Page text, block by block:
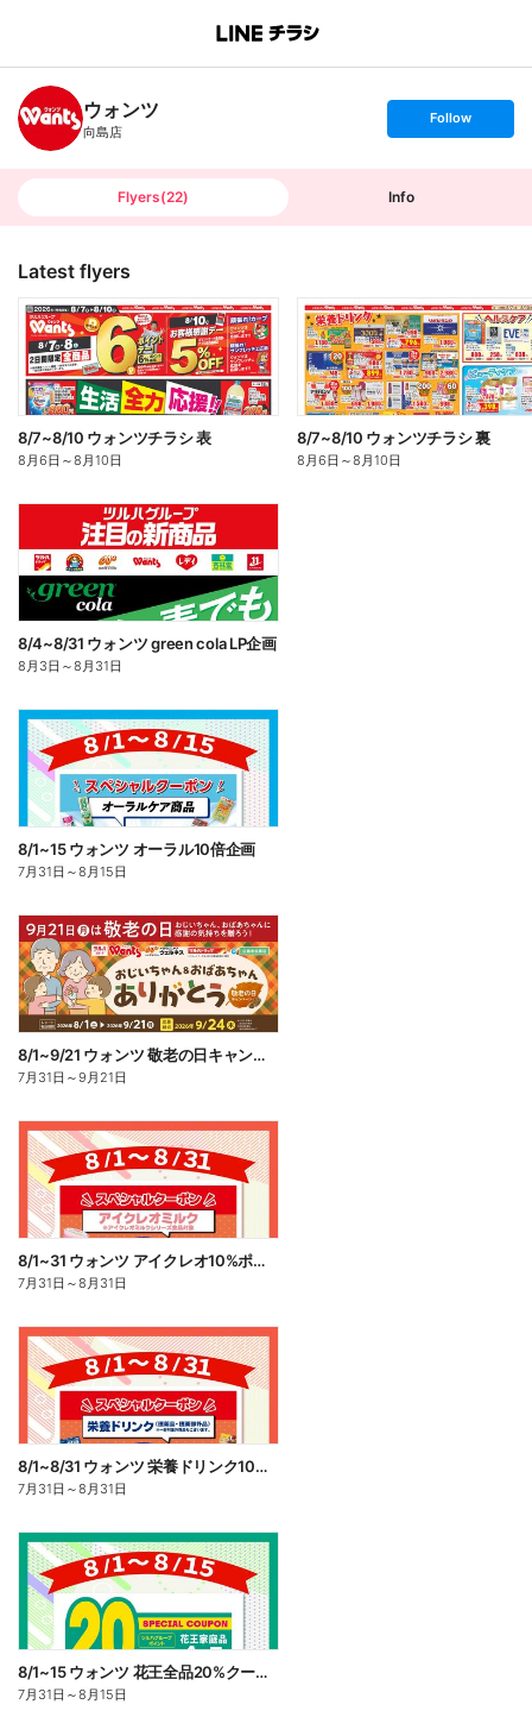
B
n
c
h
T
ウォンツ
向島店
s
t
o
Follow
Flyers(22) Info
Latest flyers
8/7~8/10 ウォンツチラシ 表
8月6日 ～8月10日
8/7~8/10 ウォンツチラシ 裏
8月6日 ～8月10日
8/4~8/31 ウォンツ green cola LP企画
8月3日 ～8月31日
8/1~15 ウォンツ オーラル10倍企画
7月31日 ～8月15日
8/1~9/21 ウォンツ 敬老の日キャンペーン
7月31日 ～9月21日
8/1~31 ウォンツ アイクレオ10%ポイント還元
7月31日 ～8月31日
8/1~8/31 ウォンツ 栄養ドリンク10%ポイント還元
7月31日 ～8月31日
8/1~15 ウォンツ 花王全品20%クーポン
7月31日 ～8月15日